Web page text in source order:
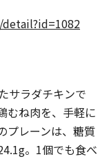
サラダチキンで
むね肉を、手軽に
プレーンは、糖質
。1個でも食べ